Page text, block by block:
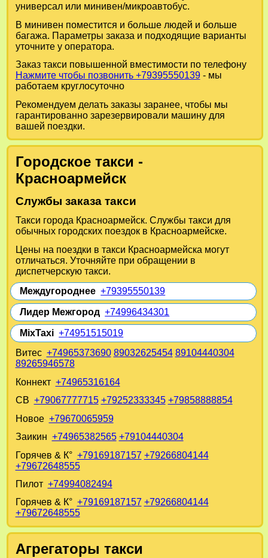
универсал или минивен/микроавтобус.
В минивен поместится и больше людей и больше
багажа. Параметры заказа и подходящие варианты
уточните у оператора.
Заказ такси повышенной вместимости по телефону
Нажмите чтобы позвонить +79395550139- мы
работаем круглосуточно
Рекомендуем делать заказы заранее, чтобы мы
гарантированно зарезервировали машину для
вашей поездки.
Городское такси -
Красноармейск
Службы заказа такси
Такси города Красноармейск. Службы такси для
обычных городских поездок в Красноармейске.
Цены на поездки в такси Красноармейска могут
отличаться. Уточняйте при обращении в
диспетчерскую такси.
Междугороднее+79395550139
Лидер Межгород+74996434301
MixTaxi+74951515019
Витес +74965373690 89032625454 89104440304
89265946578
Коннект +74965316164
СВ +79067777715 +79252333345 +79858888854
Новое +79670065959
Заикин +74965382565 +79104440304
Горячев & К° +79169187157 +79266804144
+79672648555
Пилот +74994082494
Горячев & К° +79169187157 +79266804144
+79672648555
Агрегаторы такси